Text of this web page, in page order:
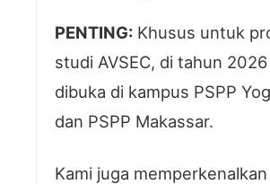
PENTING: Khusus untuk
studi AVSEC, di tahun
dibuka di kampus PSPP
dan PSPP Makassar.
Kami juga